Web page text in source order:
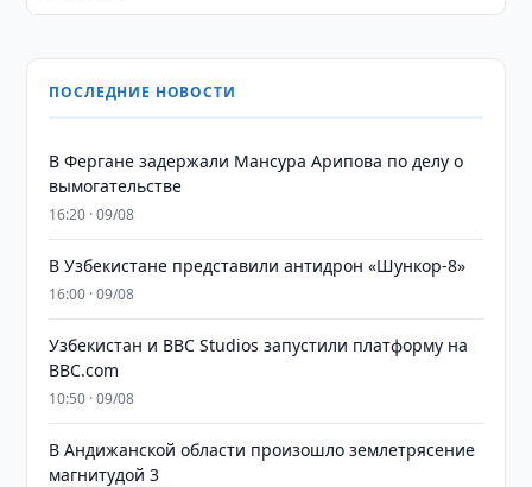
ПОСЛЕДНИЕ НОВОСТИ
В Фергане задержали Мансура Арипова по делу о
вымогательстве
16:20 · 09/08
В Узбекистане представили антидрон «Шункор-8»
16:00 · 09/08
Узбекистан и BBC Studios запустили платформу на
BBC.com
10:50 · 09/08
В Андижанской области произошло землетрясение
магнитудой 3